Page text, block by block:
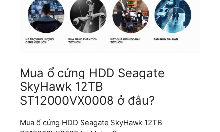
Mua ổ cứng HDD Seagate
SkyHawk 12TB
ST12000VX0008 ở đâu?
Mua ổ cứng HDD Seagate SkyHawk 12TB